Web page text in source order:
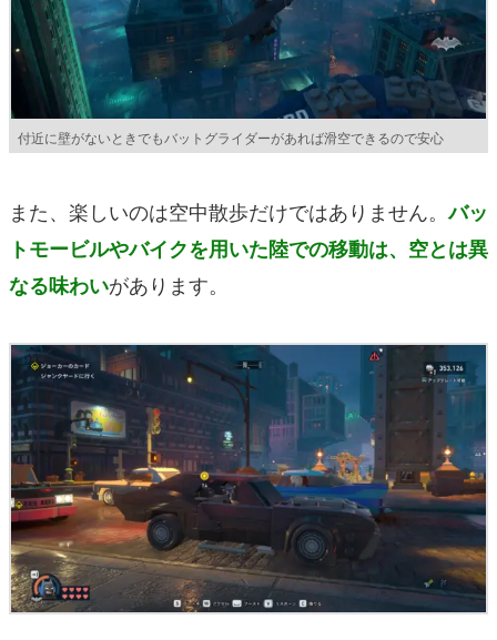
付近に壁がないときでもバットグライダーがあれば滑空できるので安心
また、楽しいのは空中散歩だけではありません。バッ
トモービルやバイクを用いた陸での移動は、空とは異
なる味わいがあります。